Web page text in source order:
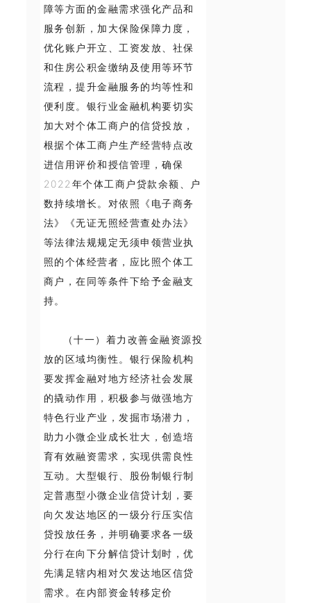
障等方面的金融需求强化产品和
服务创新，加大保险保障力度，
优化账户开立、工资发放、社保
和住房公积金缴纳及使用等环节
流程，提升金融服务的均等性和
便利度。银行业金融机构要切实
加大对个体工商户的信贷投放，
根据个体工商户生产经营特点改
进信用评价和授信管理，确保
2022年个体工商户贷款余额、户
数持续增长。对依照《电子商务
法》《无证无照经营查处办法》
等法律法规规定无须申领营业执
照的个体经营者，应比照个体工
商户，在同等条件下给予金融支
持。
（十一）着力改善金融资源投
放的区域均衡性。银行保险机构
要发挥金融对地方经济社会发展
的撬动作用，积极参与做强地方
特色行业产业，发掘市场潜力，
助力小微企业成长壮大，创造培
育有效融资需求，实现供需良性
互动。大型银行、股份制银行制
定普惠型小微企业信贷计划，要
向欠发达地区的一级分行压实信
贷投放任务，并明确要求各一级
分行在向下分解信贷计划时，优
先满足辖内相对欠发达地区信贷
需求。在内部资金转移定价